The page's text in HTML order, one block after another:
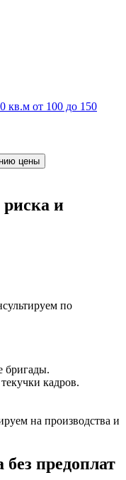
кв.м от 100 до 150
цены
риска и
по
бригады.
кадров.
на производства и
без предоплат